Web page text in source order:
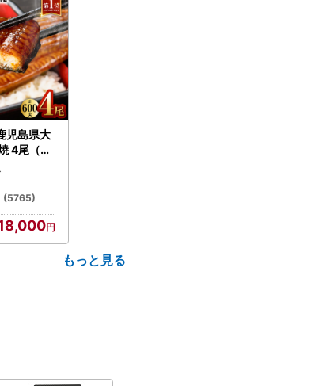
児島県大
4尾（60
惣菜 総
(5765)
もっと見る